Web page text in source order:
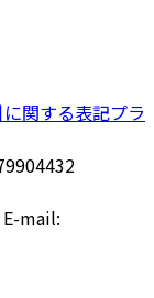
関する表記プラ
mail: